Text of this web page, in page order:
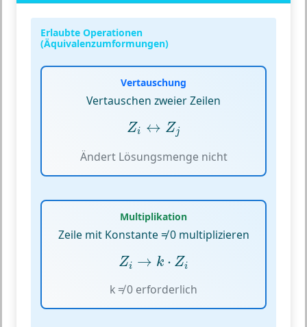
Erlaubte Operationen
(Äquivalenzumformungen)
Vertauschung
Vertauschen zweier Zeilen
Zi ↔ Zj
Zi ↔ Zj
Ändert Lösungsmenge nicht
Multiplikation
Zeile mit Konstante ≠ 0 multiplizieren
Zi → k ⋅ Zi
Z → k⋅ i
k ≠ 0 erforderlich